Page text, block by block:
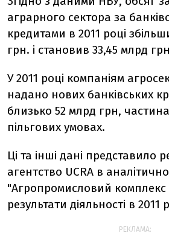
аграрного сектора за
кредитами в 2011 році
грн. і становив 33,45 млрд
У 2011 році компаніям
надано нових банківських
близько 52 млрд грн,
пільгових умовах.
Ці та інші дані представило
агентство UCRA в
"Агропромисловий комплекс
результати діяльності в 2011
РЕКЛАМА: